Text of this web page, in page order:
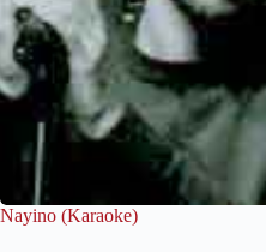
Nayino (Karaoke)